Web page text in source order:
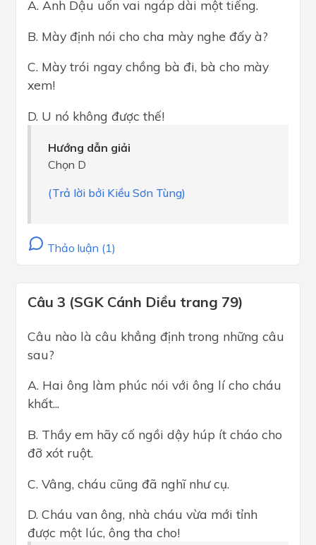
A. Anh Dậu uốn vai ngáp dài một tiếng.
B. Mày định nói cho cha mày nghe đấy à?
C. Mày trói ngay chồng bà đi, bà cho mày
xem!
D. U nó không được thế!
Hướng dẫn giải
Chọn D
(Trả lời bởi Kiều Sơn Tùng)
Thảo luận (1)
Câu 3 (SGK Cánh Diều trang 79)
Câu nào là câu khẳng định trong những câu
sau?
A. Hai ông làm phúc nói với ông lí cho cháu
khất...
B. Thầy em hãy cố ngồi dậy húp ít cháo cho
đỡ xót ruột.
C. Vâng, cháu cũng đã nghĩ như cụ.
D. Cháu van ông, nhà cháu vừa mới tỉnh
được một lúc, ông tha cho!